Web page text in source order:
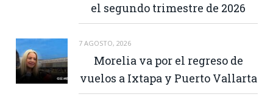
el segundo trimestre de 2026
7 AGOSTO, 2026
Morelia va por el regreso de
vuelos a Ixtapa y Puerto Vallarta